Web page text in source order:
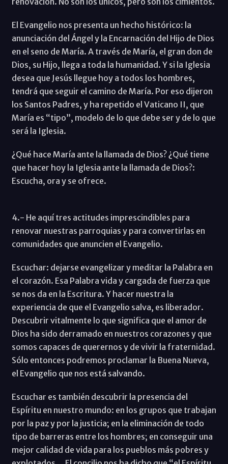
El Evangelio nos presenta un hecho histórico: la
anunciación del Ángel y la Encarnación del Hijo de Dios
en el seno de María. A través de María, el gran don de
Dios, su Hijo, llega a toda la humanidad. Y si la Iglesia
desea que Jesús llegue hoy a todos los hombres,
tendrá que seguir el camino de María. Por eso dijeron
los Santos Padres, y ha repetido el Vaticano II, que
María es “tipo”, modelo de lo que debe ser y de lo que
será la Iglesia.
¿Qué hace María ante la llamada de Dios? ¿Qué tiene
que hacer hoy la Iglesia ante la llamada de Dios?:
Escucha, ora y se ofrece.
4.- He aquí tres actitudes imprescindibles para
renovar nuestras parroquias y para convertirlas en
comunidades que anuncien el Evangelio.
Escuchar: dejarse evangelizar y meditar la Palabra en
el corazón. Esa Palabra vida y cargada de fuerza que
se nos da en la Escritura. Y hacer nuestra la
experiencia de que el Evangelio salva, es liberador.
Descubrir vitalmente lo que significa que el amor de
Dios ha sido derramado en nuestros corazones y que
somos capaces de querernos y de vivir la fraternidad.
Sólo entonces podremos proclamar la Buena Nueva,
el Evangelio que nos está salvando.
Escuchar es también descubrir la presencia del
Espíritu en nuestro mundo: en los grupos que trabajan
por la paz y por la justicia; en la eliminación de todo
tipo de barreras entre los hombres; en conseguir una
mejor calidad de vida para los pueblos más pobres y